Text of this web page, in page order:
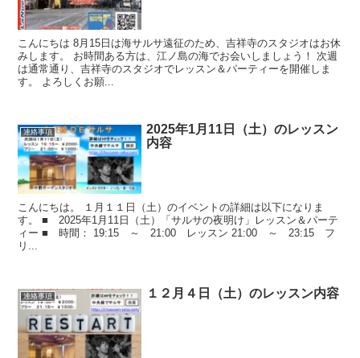
こんにちは 8月15日は海サルサ遠征のため、吉祥寺のスタジオはお休
みします。 お時間ある方は、江ノ島の海でお会いしましょう！ 次週
は通常通り、吉祥寺のスタジオでレッスン＆パーティーを開催しま
す。 よろしくお願...
連絡事項
2025年1月11日（土）のレッスン
内容
こんにちは。 １月１１日（土）のイベントの詳細は以下になりま
す。 ■ 2025年1月11日（土）「サルサの夜明け」レッスン＆パーテ
ィー ■ 時間： 19:15 ～ 21:00 レッスン 21:00 ～ 23:15 フ
リ...
連絡事項 １２月４日（土）のレッスン内容